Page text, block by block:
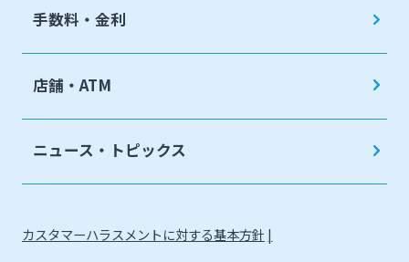
手数料・金利
店舗・ATM
ニュース・トピックス
カスタマーハラスメントに対する基本方針